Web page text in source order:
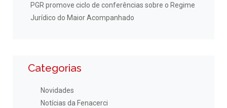
PGR promove ciclo de conferências sobre o Regime
Jurídico do Maior Acompanhado
Categorias
Novidades
Notícias da Fenacerci